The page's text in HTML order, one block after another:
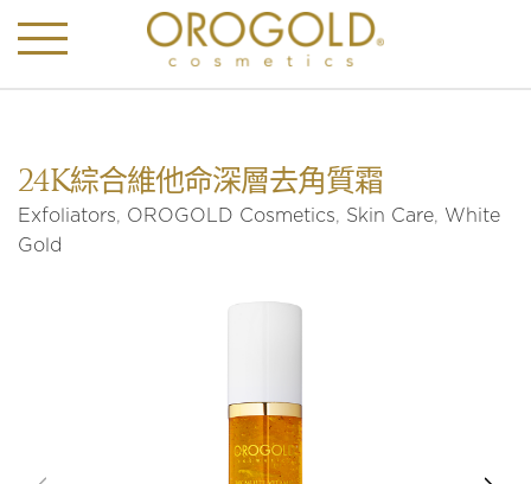
24K綜合維他命深層去角質霜
Exfoliators, OROGOLD Cosmetics, Skin Care, White
Gold